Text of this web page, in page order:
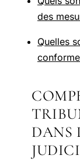
des
Quelles
DANS